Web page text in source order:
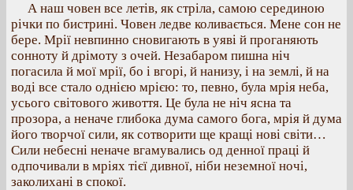
А наш човен все летів, як стріла, самою серединою
річки по бистрині. Човен ледве коливається. Мене сон не
бере. Мрії невпинно сновигають в уяві й проганяють
сонноту й дрімоту з очей. Незабаром пишна ніч
погасила й мої мрії, бо і вгорі, й нанизу, і на землі, й на
воді все стало однією мрією: то, певно, була мрія неба,
усього світового живоття. Це була не ніч ясна та
прозора, а неначе глибока дума самого бога, мрія й дума
його творчої сили, як сотворити ще кращі нові світи…
Сили небесні неначе вгамувались од денної праці й
одпочивали в мріях тієї дивної, ніби неземної ночі,
заколихані в спокої.